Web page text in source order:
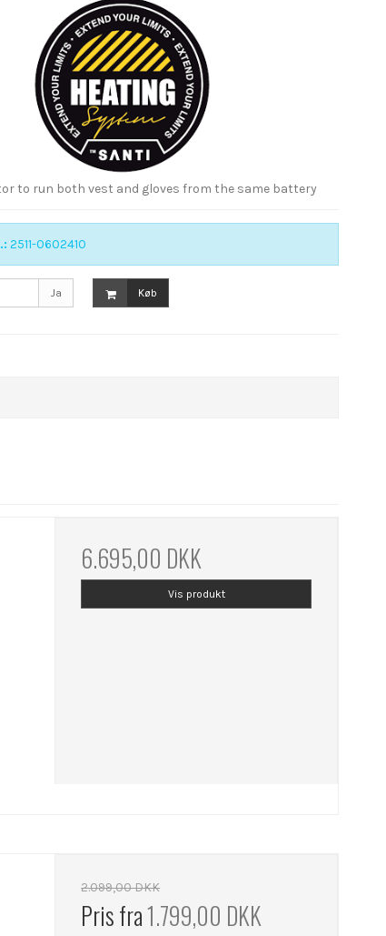
to run both vest and gloves from the same battery
2511-0602410
Ja Køb
6.695,00 DKK
Vis produkt
2.099,00 DKK
Pris fra1.799,00 DKK